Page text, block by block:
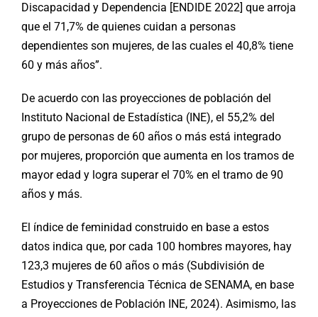
Discapacidad y Dependencia [ENDIDE 2022] que arroja
que el 71,7% de quienes cuidan a personas
dependientes son mujeres, de las cuales el 40,8% tiene
60 y más años”.
De acuerdo con las proyecciones de población del
Instituto Nacional de Estadística (INE), el 55,2% del
grupo de personas de 60 años o más está integrado
por mujeres, proporción que aumenta en los tramos de
mayor edad y logra superar el 70% en el tramo de 90
años y más.
El índice de feminidad construido en base a estos
datos indica que, por cada 100 hombres mayores, hay
123,3 mujeres de 60 años o más (Subdivisión de
Estudios y Transferencia Técnica de SENAMA, en base
a Proyecciones de Población INE, 2024). Asimismo, las